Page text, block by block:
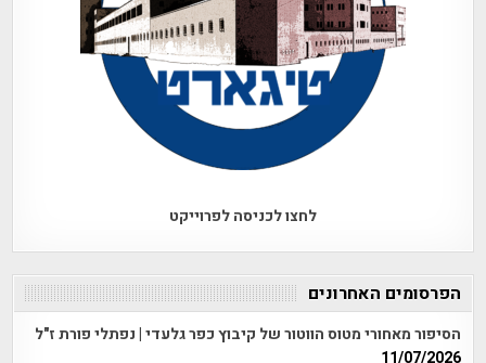
לחצו לכניסה לפרוייקט
הפרסומים האחרונים
הסיפור מאחורי מטוס הווטור של קיבוץ כפר גלעדי | נפתלי פורת ז"ל
11/07/2026